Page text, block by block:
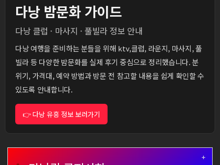
다낭 밤문화 가이드
다낭 클럽 · 마사지 · 풀빌라 정보 안내
다낭 여행을 준비하는 분들을 위해 ktv,클럽, 라운지, 마사지, 풀
빌라 등 다양한 밤문화를 실제 후기 중심으로 정리했습니다. 분
위기, 가격대, 예약 방법과 방문 전 참고할 내용을 쉽게 확인할 수
있도록 안내합니다.
👉 다낭 유흥 정보 보러가기
+